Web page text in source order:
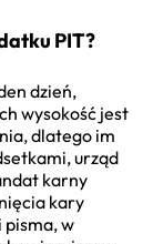
PIT?
dzień,
wysokość jest
dlatego im
urząd
karny
kary
pisma, w